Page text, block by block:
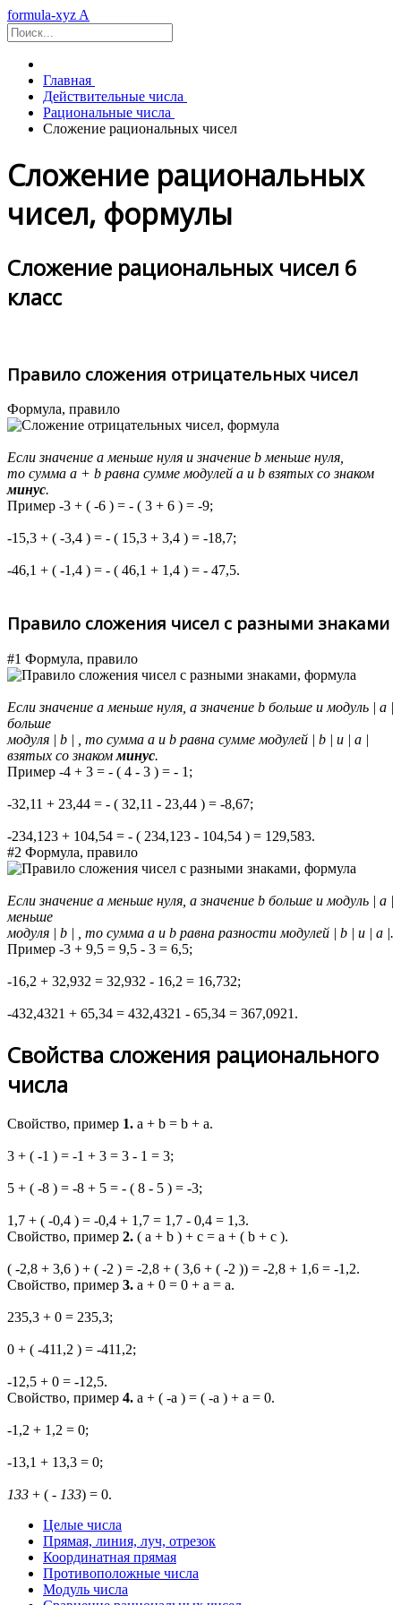
formula-xyz A
Главная
Действительные числа
Рациональные числа
Cложение рациональных чисел
Cложение рациональных
чисел, формулы
Сложение рациональных чисел 6
класс
Правило сложения отрицательных чисел
Формула, правило
Если значение а меньше нуля и значение b меньше нуля,
то сумма a + b равна сумме модулей a и b взятых со знаком
минус.
Пример -3 + ( -6 ) = - ( 3 + 6 ) = -9;
-15,3 + ( -3,4 ) = - ( 15,3 + 3,4 ) = -18,7;
-46,1 + ( -1,4 ) = - ( 46,1 + 1,4 ) = - 47,5.
Правило сложения чисел с разными знаками
#1 Формула, правило
Если значение a меньше нуля, а значение b больше и модуль | a |
больше
модуля | b | , то сумма a и b равна сумме модулей | b | и | a |
взятых со знакомминус.
Пример -4 + 3 = - ( 4 - 3 ) = - 1;
-32,11 + 23,44 = - ( 32,11 - 23,44 ) = -8,67;
-234,123 + 104,54 = - ( 234,123 - 104,54 ) = 129,583.
#2 Формула, правило
Если значение a меньше нуля, а значение b больше и модуль | a |
меньше
модуля | b | , то сумма a и b равна разности модулей | b | и | a |.
Пример -3 + 9,5 = 9,5 - 3 = 6,5;
-16,2 + 32,932 = 32,932 - 16,2 = 16,732;
-432,4321 + 65,34 = 432,4321 - 65,34 = 367,0921.
Свойства сложения рационального
числа
Свойство, пример 1. a + b = b + a.
3 + ( -1 ) = -1 + 3 = 3 - 1 = 3;
5 + ( -8 ) = -8 + 5 = - ( 8 - 5 ) = -3;
1,7 + ( -0,4 ) = -0,4 + 1,7 = 1,7 - 0,4 = 1,3.
Свойство, пример 2. ( a + b ) + c = a + ( b + c ).
( -2,8 + 3,6 ) + ( -2 ) = -2,8 + ( 3,6 + ( -2 )) = -2,8 + 1,6 = -1,2.
Свойство, пример 3. a + 0 = 0 + a = a.
235,3 + 0 = 235,3;
0 + ( -411,2 ) = -411,2;
-12,5 + 0 = -12,5.
Свойство, пример 4. a + ( -a ) = ( -a ) + a = 0.
-1,2 + 1,2 = 0;
-13,1 + 13,3 = 0;
133 + ( - 133) = 0.
Целые числа
Прямая, линия, луч, отрезок
Координатная прямая
Противоположные числа
Модуль числа